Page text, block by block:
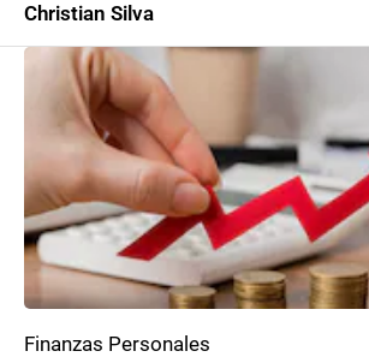
Christian Silva
Finanzas Personales